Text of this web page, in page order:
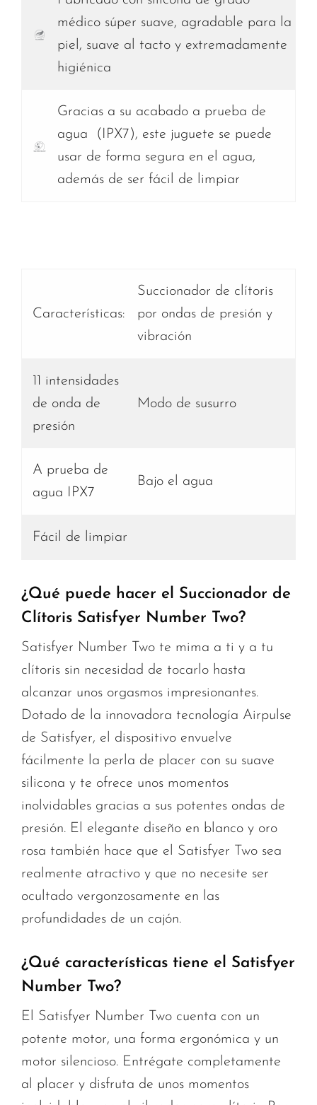
médico súper suave, agradable para la
piel, suave al tacto y extremadamente
higiénica
Gracias a su acabado a prueba de
agua (IPX7), este juguete se puede
usar de forma segura en el agua,
además de ser fácil de limpiar
Características:
Succionador de clítoris
por ondas de presión y
vibración
11 intensidades
de onda de
presión
Modo de susurro
A prueba de
agua IPX7
Bajo el agua
Fácil de limpiar
¿Qué puede hacer el Succionador de
Clítoris Satisfyer Number Two?
Satisfyer Number Two te mima a ti y a tu
clítoris sin necesidad de tocarlo hasta
alcanzar unos orgasmos impresionantes.
Dotado de la innovadora tecnología Airpulse
de Satisfyer, el dispositivo envuelve
fácilmente la perla de placer con su suave
silicona y te ofrece unos momentos
inolvidables gracias a sus potentes ondas de
presión. El elegante diseño en blanco y oro
rosa también hace que el Satisfyer Two sea
realmente atractivo y que no necesite ser
ocultado vergonzosamente en las
profundidades de un cajón.
¿Qué características tiene el Satisfyer
Number Two?
El Satisfyer Number Two cuenta con un
potente motor, una forma ergonómica y un
motor silencioso. Entrégate completamente
al placer y disfruta de unos momentos